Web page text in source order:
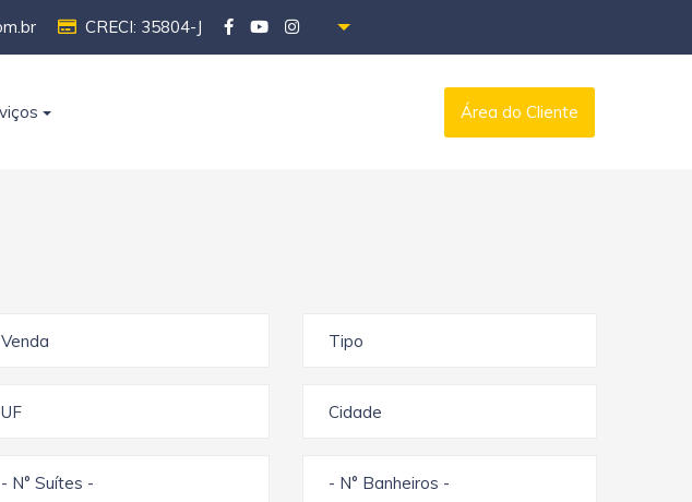
CRECI: 35804-J
Área do Cliente
Venda Tipo
UF Cidade
- N° Suítes - - N° Banheiros -